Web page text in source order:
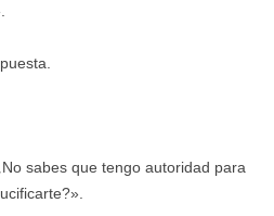
sabes que tengo autoridad para